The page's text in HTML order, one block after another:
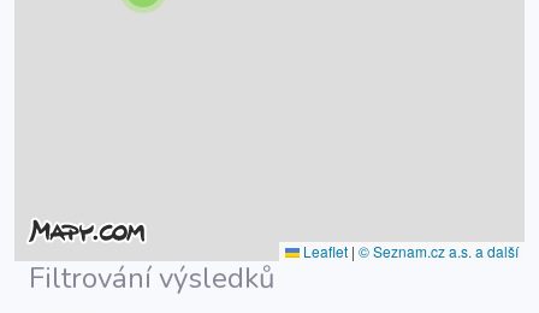
Leaflet | © Seznam.cz a.s. a další
Filtrování výsledků